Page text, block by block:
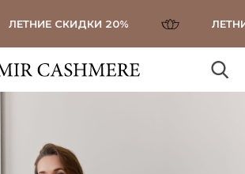
ЛЕТНИЕ СКИДКИ 20%